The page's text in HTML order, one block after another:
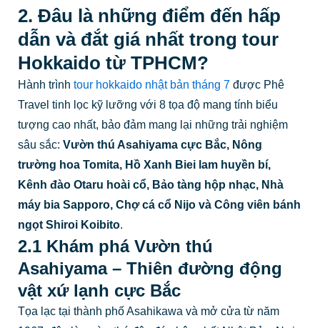
2. Đâu là những điểm đến hấp
dẫn và đắt giá nhất trong tour
Hokkaido từ TPHCM?
Hành trình tour hokkaido nhật bản tháng 7được Phê
Travel tinh lọc kỹ lưỡng với 8 tọa độ mang tính biểu
tượng cao nhất, bảo đảm mang lại những trải nghiệm
sâu sắc: Vườn thú Asahiyama cực Bắc, Nông
trường hoa Tomita, Hồ Xanh Biei lam huyền bí,
Kênh đào Otaru hoài cổ, Bảo tàng hộp nhạc, Nhà
máy bia Sapporo, Chợ cá cổ Nijo và Công viên bánh
ngọt Shiroi Koibito.
2.1 Khám phá Vườn thú
Asahiyama – Thiên đường động
vật xứ lạnh cực Bắc
Tọa lạc tại thành phố Asahikawa và mở cửa từ năm